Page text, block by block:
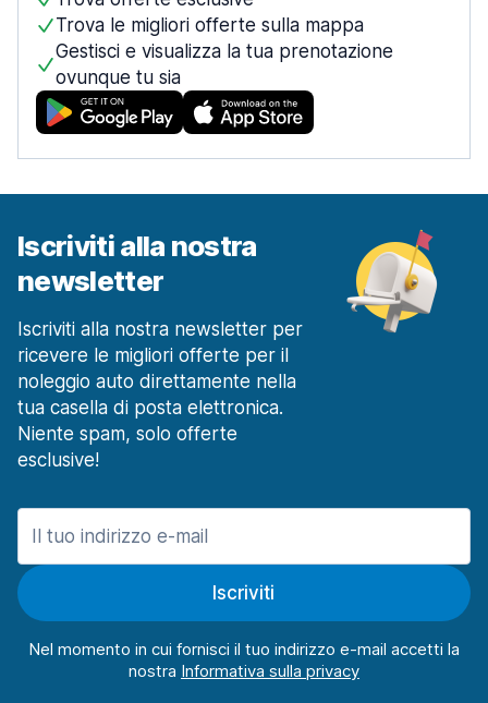
Trova le migliori offerte sulla mappa
Gestisci e visualizza la tua prenotazione
ovunque tu sia
Iscriviti alla nostra
newsletter
Iscriviti alla nostra newsletter per
ricevere le migliori offerte per il
noleggio auto direttamente nella
tua casella di posta elettronica.
Niente spam, solo offerte
esclusive!
Iscriviti
Nel momento in cui fornisci il tuo indirizzo e-mail accetti la
nostra